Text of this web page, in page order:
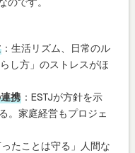
：生活リズム、日常のル
し方」のストレスがほ
携 ：ESTJが方針を示
。家庭経営もプロジェ
ったことは守る」人間な